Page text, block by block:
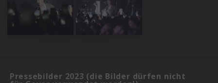
Pressebilder 2023 (die Bilder dürfen nicht